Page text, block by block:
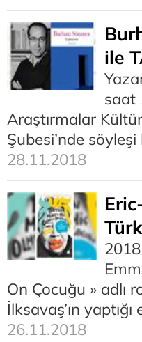
ile
saat
Araştırmalar
Şubesi’nde
28.11.2018
On Çocuğu » adlı
İlksavaş’ın
26.11.2018